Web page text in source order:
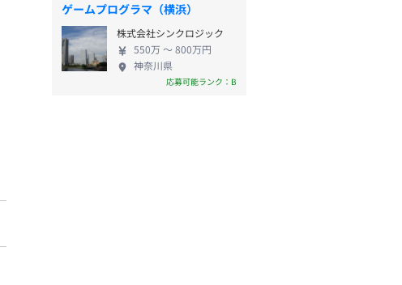
ゲームプログラマ（横浜）
株式会社シンクロジック
550万 〜 800万円
神奈川県
応募可能ランク：B